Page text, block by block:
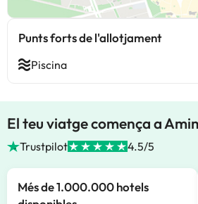
Punts forts de l'allotjament
Piscina
El teu viatge comença a
Trustpilot 4.5/5
Més de 1.000.000 hotels